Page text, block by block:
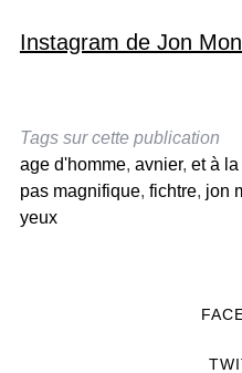
Instagram de Jon
Tags sur cette publication
age d'homme, avnier, et à
pas magnifique, fichtre, jon
yeux